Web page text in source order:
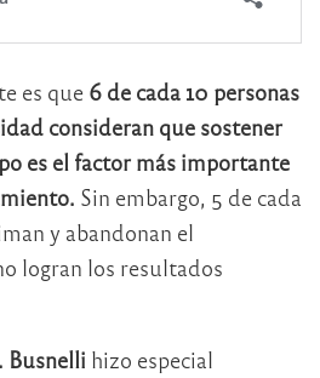
es que 6 de cada 10 personas
consideran que sostener
es el factor más importante
Sin embargo, 5 de cada
y abandonan el
logran los resultados
Busnelli hizo especial